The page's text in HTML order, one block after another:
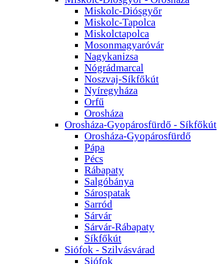
Miskolc-Diósgyőr
Miskolc-Tapolca
Miskolctapolca
Mosonmagyaróvár
Nagykanizsa
Nógrádmarcal
Noszvaj-Síkfőkút
Nyíregyháza
Orfű
Orosháza
Orosháza-Gyopárosfürdő - Síkfőkút
Orosháza-Gyopárosfürdő
Pápa
Pécs
Rábapaty
Salgóbánya
Sárospatak
Sarród
Sárvár
Sárvár-Rábapaty
Síkfőkút
Siófok - Szilvásvárad
Siófok